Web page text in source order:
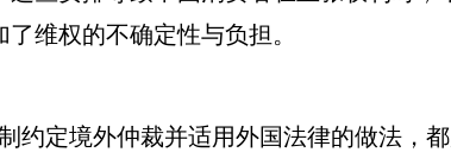
维权的不确定性与负担。
定境外仲裁并适用外国法律的做法，